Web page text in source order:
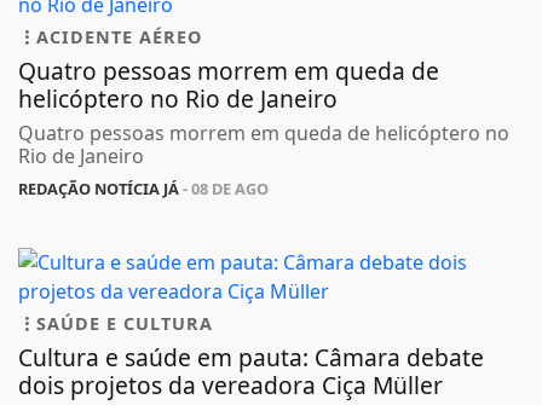
ACIDENTE AÉREO
Quatro pessoas morrem em queda de
helicóptero no Rio de Janeiro
Quatro pessoas morrem em queda de helicóptero no
Rio de Janeiro
REDAÇÃO NOTÍCIA JÁ- 08 DE AGO
SAÚDE E CULTURA
Cultura e saúde em pauta: Câmara debate
dois projetos da vereadora Ciça Müller